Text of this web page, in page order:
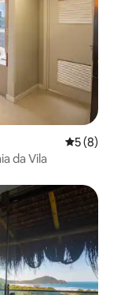
Средна
5 (8)
da Vila